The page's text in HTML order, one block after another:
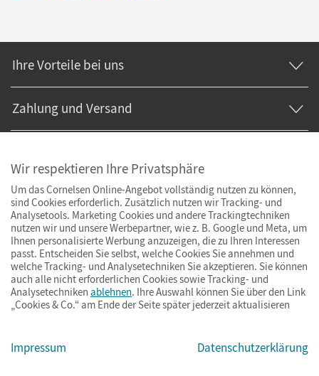
Ihre Vorteile bei uns
Zahlung und Versand
© Cornelsen Verlag 2026
ImpressumAGBDatenschutzBarrierefreiheitCookies & Co.
Wir respektieren Ihre Privatsphäre
Um das Cornelsen Online-Angebot vollständig nutzen zu können,
sind Cookies erforderlich. Zusätzlich nutzen wir Tracking- und
Analysetools. Marketing Cookies und andere Trackingtechniken
nutzen wir und unsere Werbepartner, wie z. B. Google und Meta, um
Ihnen personalisierte Werbung anzuzeigen, die zu Ihren Interessen
passt. Entscheiden Sie selbst, welche Cookies Sie annehmen und
welche Tracking- und Analysetechniken Sie akzeptieren. Sie können
auch alle nicht erforderlichen Cookies sowie Tracking- und
Analysetechniken ablehnen. Ihre Auswahl können Sie über den Link
„Cookies & Co.“ am Ende der Seite später jederzeit aktualisieren
Impressum Datenschutzerklärung